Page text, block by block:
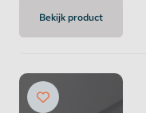
Bekijk product